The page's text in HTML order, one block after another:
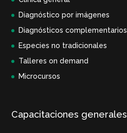
Diagnóstico por imágenes
Diagnósticos complementarios
Especies no tradicionales
Talleres on demand
Microcursos
Capacitaciones generales